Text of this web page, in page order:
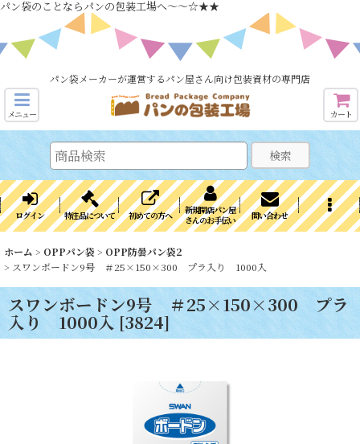
パン袋のことならパンの包装工場へ～～☆★★
パン袋メーカーが運営するパン屋さん向け包装資材の専門店
メニュー カート
検索
ログイン 特注品について 初めての方へ
新規開店パン屋
さんのお手伝い
問い合わせ
ホーム > OPPパン袋 > OPP防曇パン袋2
> スワンボードン9号 ＃25×150×300 プラ入り 1000入
スワンボードン9号 ＃25×150×300 プラ
入り 1000入 [3824]